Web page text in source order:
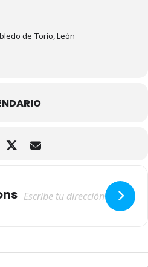
de Torío, León